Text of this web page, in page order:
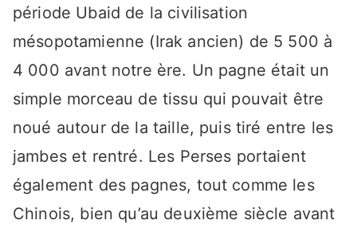
période Ubaid de la civilisation
mésopotamienne (Irak ancien) de 5 500 à
4 000 avant notre ère. Un pagne était un
simple morceau de tissu qui pouvait être
noué autour de la taille, puis tiré entre les
jambes et rentré. Les Perses portaient
également des pagnes, tout comme les
Chinois, bien qu’au deuxième siècle avant